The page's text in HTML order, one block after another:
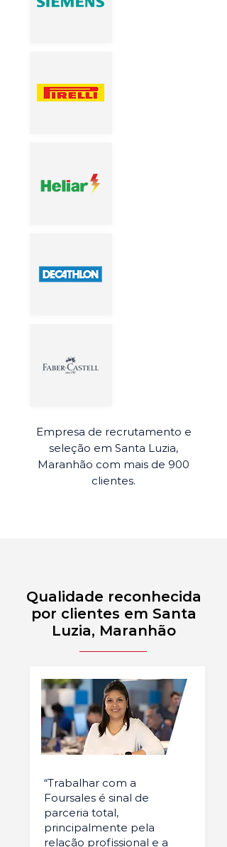
Empresa de recrutamento e
seleção em Santa Luzia,
Maranhão com mais de 900
clientes.
Qualidade reconhecida
por clientes em Santa
Luzia, Maranhão
“Trabalhar com a
Foursales é sinal de
parceria total,
principalmente pela
relação profissional e a